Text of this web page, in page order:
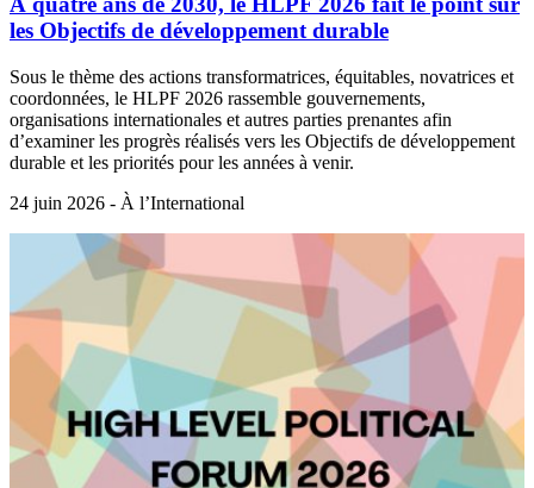
les Objectifs de développement durable
Sous le thème des actions transformatrices, équitables, novatrices et
coordonnées, le HLPF 2026 rassemble gouvernements,
organisations internationales et autres parties prenantes afin
d’examiner les progrès réalisés vers les Objectifs de développement
durable et les priorités pour les années à venir.
24 juin 2026 - À l’International